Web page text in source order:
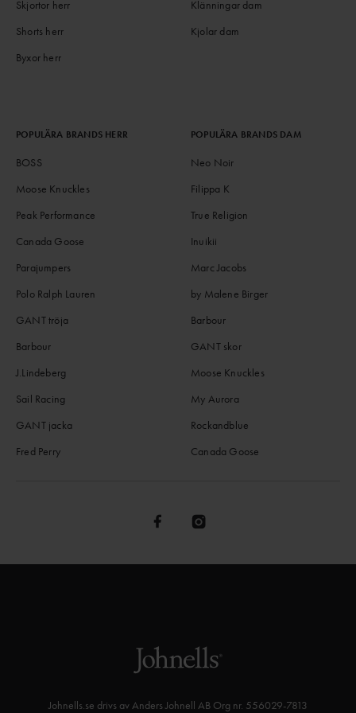
skidåkning. Jackor märkta R&D är de bästa skidjackorna Peak
Skjortor herr
Shorts herr
Byxor herr
Klänningar dam
Kjolar dam
POPULÄRA BRANDS HERR
BOSS
Moose Knuckles
Peak Performance
Canada Goose
Parajumpers
Polo Ralph Lauren
GANT tröja
Barbour
J.Lindeberg
Sail Racing
GANT jacka
Fred Perry
POPULÄRA BRANDS DAM
Neo Noir
Filippa K
True Religion
Inuikii
Marc Jacobs
by Malene Birger
Barbour
GANT skor
Moose Knuckles
My Aurora
Rockandblue
Canada Goose
Johnells.se drivs av Anders Johnell AB Org nr. 556029-7813